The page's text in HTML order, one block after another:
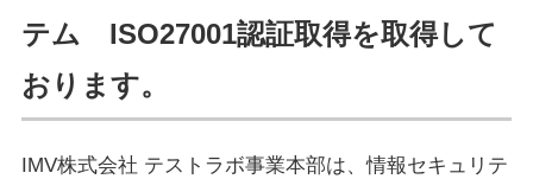
テム ISO27001認証取得を取得して
おります。
IMV株式会社 テストラボ事業本部は、情報セキュリテ